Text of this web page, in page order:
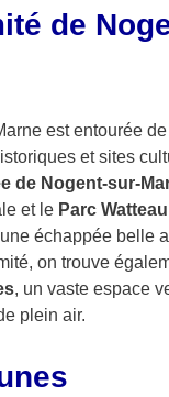
de
est entourée
et sites
de Nogent-sur-
et le Parc Watteau
échappée belle
on trouve
, un vaste espace
plein air.